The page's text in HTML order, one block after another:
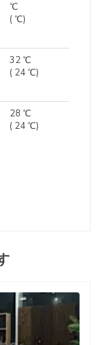
℃
( ℃)
32 ℃
( 24 ℃)
28 ℃
( 24 ℃)